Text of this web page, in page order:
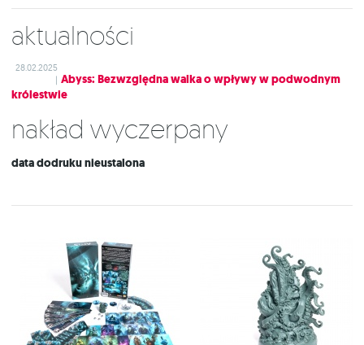
Aktualności
28.02.2025
| Abyss: Bezwzględna walka o wpływy w podwodnym
królestwie
Nakład wyczerpany
data dodruku nieustalona